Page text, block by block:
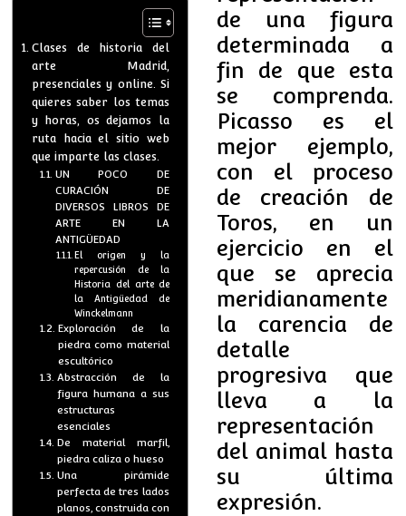
Clases de historia del
arte Madrid,
presenciales y online. Si
quieres saber los temas
y horas, os dejamos la
ruta hacia el sitio web
que imparte las clases.
UN POCO DE
CURACIÓN DE
DIVERSOS LIBROS DE
ARTE EN LA
ANTIGÜEDAD
El origen y la
repercusión de la
Historia del arte de
la Antigüedad de
Winckelmann
Exploración de la
piedra como material
escultórico
Abstracción de la
figura humana a sus
estructuras
esenciales
De material marfil,
piedra caliza o hueso
Una pirámide
perfecta de tres lados
planos, construida con
de una figura
determinada a
fin de que esta
se comprenda.
Picasso es el
mejor ejemplo,
con el proceso
de creación de
Toros, en un
ejercicio en el
que se aprecia
meridianamente
la carencia de
detalle
progresiva que
lleva a la
representación
del animal hasta
su última
expresión.